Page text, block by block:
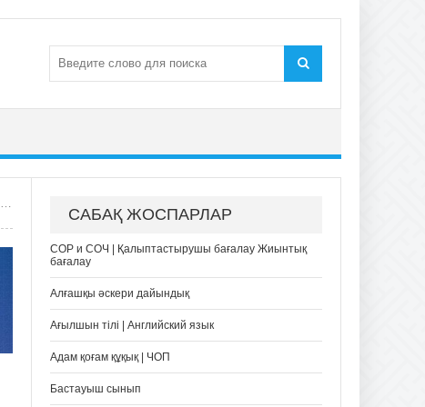
САБАҚ ЖОСПАРЛАР
СОР и СОЧ | Қалыптастырушы бағалау Жиынтық
бағалау
Алғашқы әскери дайындық
Ағылшын тілі | Английский язык
Адам қоғам құқық | ЧОП
Бастауыш сынып